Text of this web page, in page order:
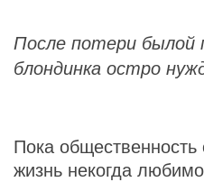
После потери былой
блондинка остро
Пока
жизнь некогда